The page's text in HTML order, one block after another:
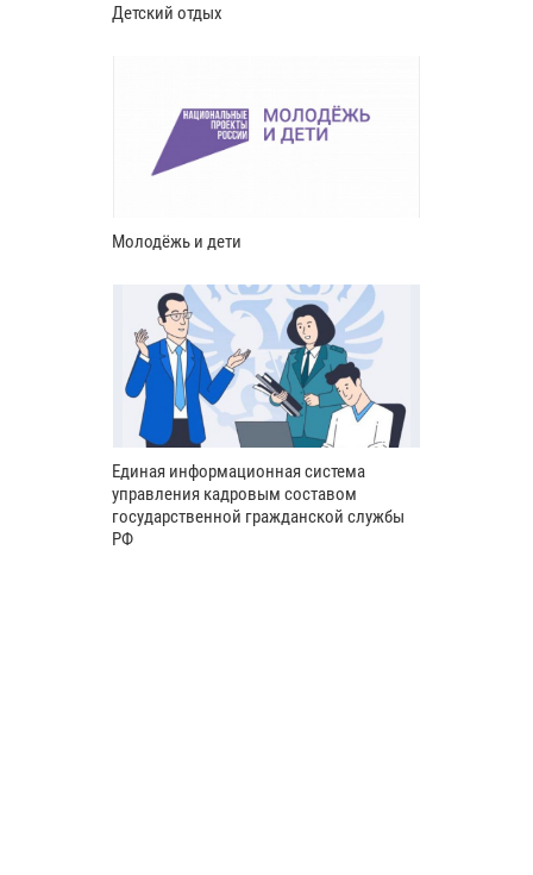
Детский отдых
Молодёжь и дети
Единая информационная система
управления кадровым составом
государственной гражданской службы
РФ